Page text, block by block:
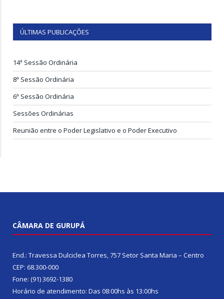
ÚLTIMAS PUBLICAÇÕES
14ª Sessão Ordinária
8ª Sessão Ordinária
6ª Sessão Ordinária
Sessões Ordinárias
Reunião entre o Poder Legislativo e o Poder Executivo
CÂMARA DE GURUPÁ
End.: Travessa Dulciclea Torres, 757 Setor Santa Maria – Centro
CEP: 68.300-000
Fone: (91) 3692-1380
Horário de atendimento: Das 08:00hs às 13:00hs